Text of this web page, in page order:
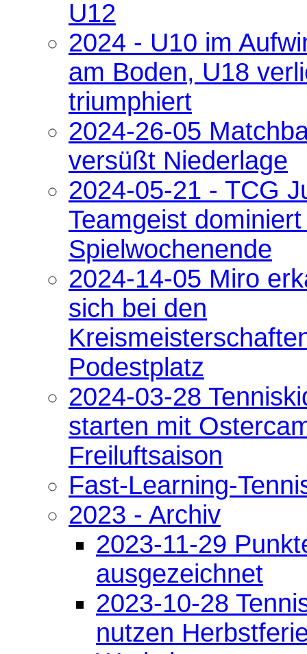
U12
2024 - U10 im
am Boden, U18
triumphiert
2024-26-05
versüßt Niederlage
2024-05-21 - TCG
Teamgeist
Spielwochenende
2024-14-05 Miro
sich bei den
Podestplatz
2024-03-28
starten mit
Freiluftsaison
Fast-Learning-
2023 - Archiv
2023-11-29
ausgezeichnet
2023-10-28
nutzen